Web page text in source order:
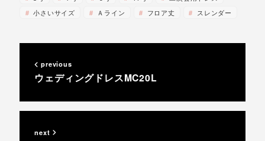
小さいサイズ
Ａライン フロア丈 スレンダー
previous
ウェディングドレスMC20L
next